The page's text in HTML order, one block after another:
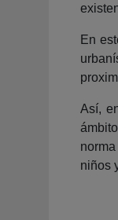
En
Así,
niños